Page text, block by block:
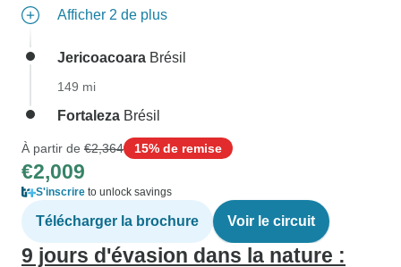
Afficher 2 de plus
Jericoacoara Brésil
149 mi
Fortaleza Brésil
À partir de €2,364 15% de remise
€2,009
S'inscrire to unlock savings
Télécharger la brochure Voir le circuit
9 jours d'évasion dans la nature :